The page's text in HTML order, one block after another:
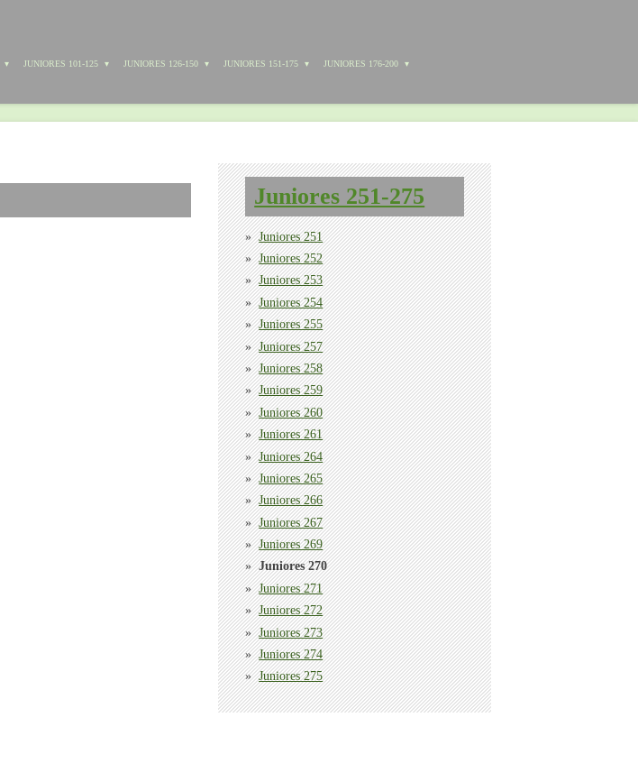
JUNIORES 101-125 JUNIORES 126-150 JUNIORES 151-175 JUNIORES 176-200
Juniores 251-275
Juniores 251
Juniores 252
Juniores 253
Juniores 254
Juniores 255
Juniores 257
Juniores 258
Juniores 259
Juniores 260
Juniores 261
Juniores 264
Juniores 265
Juniores 266
Juniores 267
Juniores 269
Juniores 270
Juniores 271
Juniores 272
Juniores 273
Juniores 274
Juniores 275